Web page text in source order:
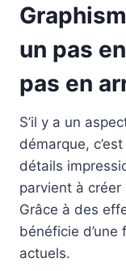
un pas
pas en
S’il y a un
démarque,
détails
parvient à
Grâce à des
bénéficie
actuels.